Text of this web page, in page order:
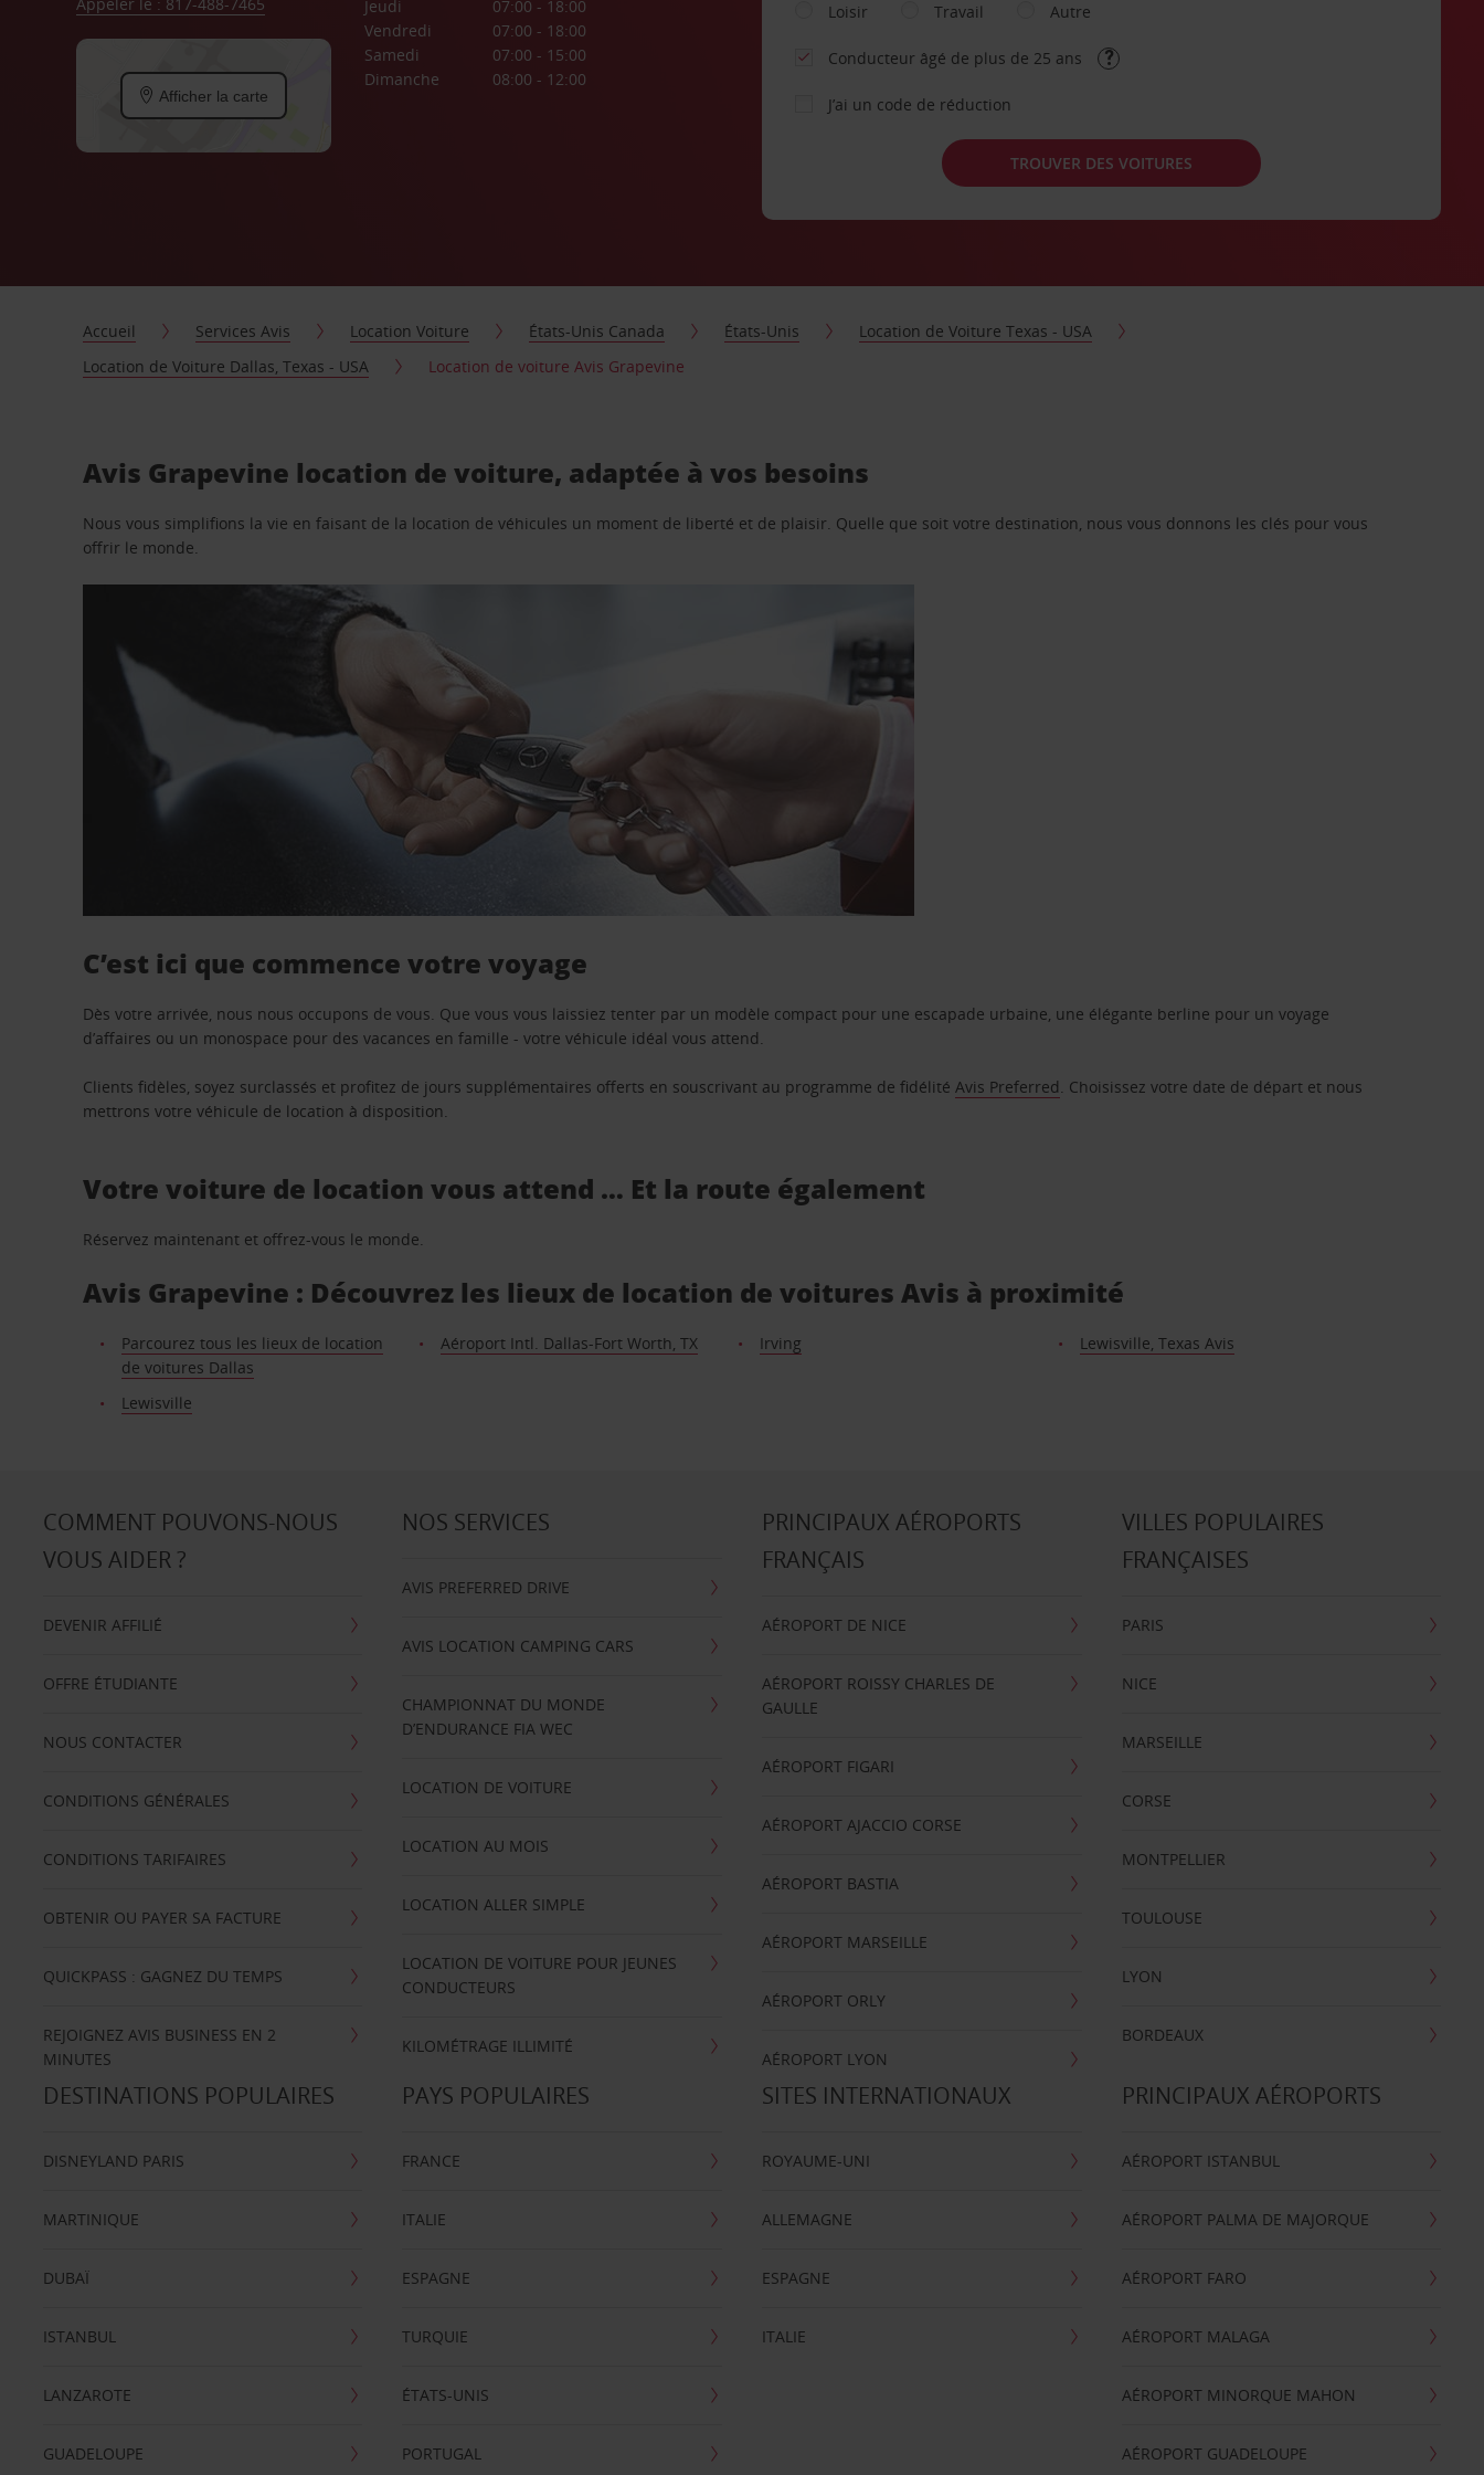
Afficher la carte
Jeudi
07:00 - 18:00
Vendredi
07:00 - 18:00
Samedi
07:00 - 15:00
Dimanche
08:00 - 12:00
Loisir
Travail Autre
Conducteur âgé de plus de 25 ans
J’ai un code de réduction
TROUVER DES VOITURES
Accueil Services Avis Location Voiture États-Unis Canada États-Unis
Location de Voiture Texas - USA
Location de Voiture Dallas, Texas - USA
Location de voiture Avis Grapevine
Avis Grapevine location de voiture, adaptée à vos besoins
Nous vous simplifions la vie en faisant de la location de véhicules un moment de liberté et de plaisir. Quelle que soit votre destination, nous vous donnons les clés pour vous
offrir le monde.
C’est ici que commence votre voyage
Dès votre arrivée, nous nous occupons de vous. Que vous vous laissiez tenter par un modèle compact pour une escapade urbaine, une élégante berline pour un voyage
d’affaires ou un monospace pour des vacances en famille - votre véhicule idéal vous attend.
Clients fidèles, soyez surclassés et profitez de jours supplémentaires offerts en souscrivant au programme de fidélitéAvis Preferred. Choisissez votre date de départ et nous
mettrons votre véhicule de location à disposition.
Votre voiture de location vous attend … Et la route également
Réservez maintenant et offrez-vous le monde.
Avis Grapevine : Découvrez les lieux de location de voitures Avis à proximité
Parcourez tous les lieux de location
de voitures Dallas
Aéroport Intl. Dallas-Fort Worth, TX Irving Lewisville, Texas Avis
Lewisville
COMMENT POUVONS-NOUS
VOUS AIDER ?
DEVENIR AFFILIÉ
OFFRE ÉTUDIANTE
NOUS CONTACTER
CONDITIONS GÉNÉRALES
CONDITIONS TARIFAIRES
OBTENIR OU PAYER SA FACTURE
QUICKPASS : GAGNEZ DU TEMPS
REJOIGNEZ AVIS BUSINESS EN 2
MINUTES
NOS SERVICES
AVIS PREFERRED DRIVE
AVIS LOCATION CAMPING CARS
CHAMPIONNAT DU MONDE
D’ENDURANCE FIA WEC
LOCATION DE VOITURE
LOCATION AU MOIS
LOCATION ALLER SIMPLE
LOCATION DE VOITURE POUR JEUNES
CONDUCTEURS
KILOMÉTRAGE ILLIMITÉ
PRINCIPAUX AÉROPORTS
FRANÇAIS
AÉROPORT DE NICE
AÉROPORT ROISSY CHARLES DE
GAULLE
AÉROPORT FIGARI
AÉROPORT AJACCIO CORSE
AÉROPORT BASTIA
AÉROPORT MARSEILLE
AÉROPORT ORLY
AÉROPORT LYON
VILLES POPULAIRES
FRANÇAISES
PARIS
NICE
MARSEILLE
CORSE
MONTPELLIER
TOULOUSE
LYON
BORDEAUX
DESTINATIONS POPULAIRES
DISNEYLAND PARIS
MARTINIQUE
DUBAÏ
ISTANBUL
LANZAROTE
GUADELOUPE
PAYS POPULAIRES
FRANCE
ITALIE
ESPAGNE
TURQUIE
ÉTATS-UNIS
PORTUGAL
SITES INTERNATIONAUX
ROYAUME-UNI
ALLEMAGNE
ESPAGNE
ITALIE
PRINCIPAUX AÉROPORTS
AÉROPORT ISTANBUL
AÉROPORT PALMA DE MAJORQUE
AÉROPORT FARO
AÉROPORT MALAGA
AÉROPORT MINORQUE MAHON
AÉROPORT GUADELOUPE